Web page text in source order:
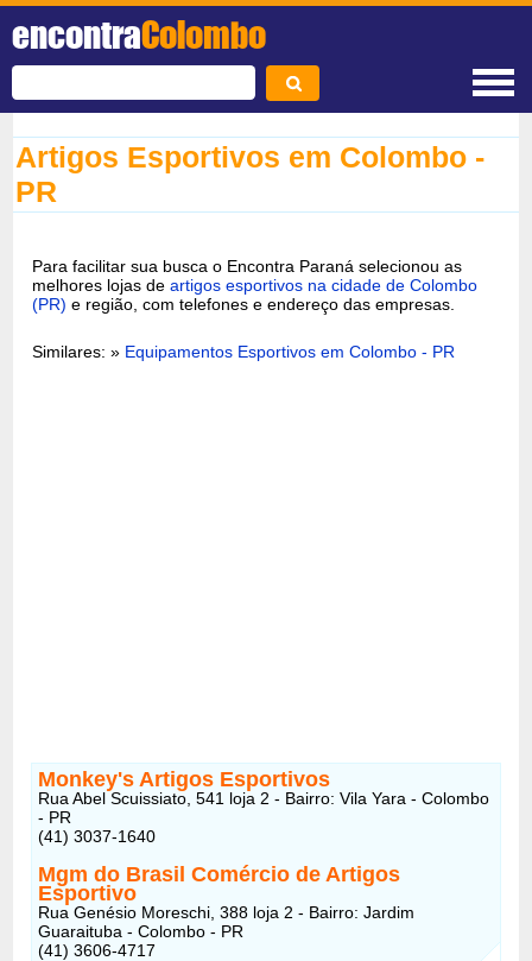
encontraColombo
Artigos Esportivos em Colombo -
PR
Para facilitar sua busca o Encontra Paraná selecionou as
melhores lojas deartigos esportivos na cidade de Colombo
(PR) e região, com telefones e endereço das empresas.
Similares: » Equipamentos Esportivos em Colombo - PR
Monkey's Artigos Esportivos
Rua Abel Scuissiato, 541 loja 2 - Bairro: Vila Yara - Colombo
- PR
(41) 3037-1640
Mgm do Brasil Comércio de Artigos
Esportivo
Rua Genésio Moreschi, 388 loja 2 - Bairro: Jardim
Guaraituba - Colombo - PR
(41) 3606-4717